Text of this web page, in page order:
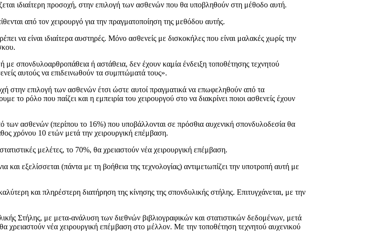
ιδιαίτερη προσοχή, στην επιλογή των ασθενών που θα υποβληθούν στη μέθοδο αυτή.
από τον χειρουργό για την πραγματοποίηση της μεθόδου αυτής.
να είναι ιδιαίτερα αυστηρές. Μόνο ασθενείς με δισκοκήλες που είναι μαλακές χωρίς την
σπονδυλοαρθροπάθεια ή αστάθεια, δεν έχουν καμία ένδειξη τοποθέτησης τεχνητού
αυτούς να επιδεινωθούν τα συμπτώματά τους».
στην επιλογή των ασθενών έτσι ώστε αυτοί πραγματικά να επωφεληθούν από τα
το ρόλο που παίζει και η εμπειρία του χειρουργού στο να διακρίνει ποιοι ασθενείς έχουν
των ασθενών (περίπου το 16%) που υποβάλλονται σε πρόσθια αυχενική σπονδυλοδεσία θα
χρόνου 10 ετών μετά την χειρουργική επέμβαση.
μελέτες, το 70%, θα χρειαστούν νέα χειρουργική επέμβαση.
εξελίσσεται (πάντα με τη βοήθεια της τεχνολογίας) αντιμετωπίζει την υποτροπή αυτή με
και πληρέστερη διατήρηση της κίνησης της σπονδυλικής στήλης. Επιτυγχάνεται, με την
Στήλης, με μετα-ανάλυση των διεθνών βιβλιογραφικών και στατιστικών δεδομένων, μετά
νέα χειρουργική επέμβαση στο μέλλον. Με την τοποθέτηση τεχνητού αυχενικού